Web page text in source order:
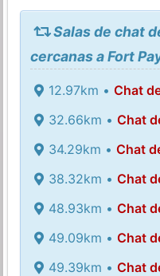
Salas de chat
cercanas a Fort
12.97km • Chat
32.66km • Chat
34.29km • Chat
38.32km • Chat
48.93km • Chat
49.09km • Chat
49.39km • Chat